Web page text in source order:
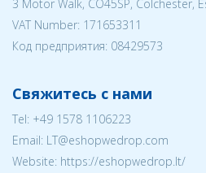
3 Motor Walk, CO45SP, Colchester,
VAT Number: 171653311
Код предприятия: 08429573
Свяжитесь с нами
Tel: +49 1578 1106223
Email: LT@eshopwedrop.com
Website: https://eshopwedrop.lt/